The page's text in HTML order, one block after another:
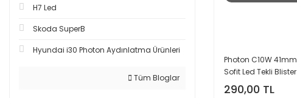
H7 Led
Skoda SuperB
Hyundai i30 Photon Aydınlatma Ürünleri
Tüm Bloglar
Photon C10W 41mm
Sofit Led Tekli Blister
PH7027 B1
290,00 TL